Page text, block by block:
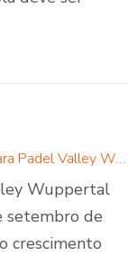
Padelcreations constrói campos de padel para Padel Valley Wuppertal - abertura a 01 de setembro de 2024
Wuppertal
setembro de
crescimento